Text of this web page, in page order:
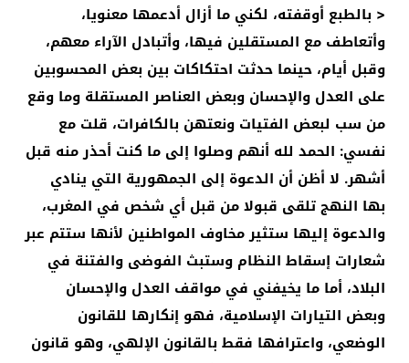
< بالطبع أوقفته، لكني ما أزال أدعمها معنويا،
وأتعاطف مع المستقلين فيها، وأتبادل الآراء معهم،
وقبل أيام، حينما حدثت احتكاكات بين بعض المحسوبين
على العدل والإحسان وبعض العناصر المستقلة وما وقع
من سب لبعض الفتيات ونعتهن بالكافرات، قلت مع
نفسي: الحمد لله أنهم وصلوا إلى ما كنت أحذر منه قبل
أشهر. لا أظن أن الدعوة إلى الجمهورية التي ينادي
بها النهج تلقى قبولا من قبل أي شخص في المغرب،
والدعوة إليها ستثير مخاوف المواطنين لأنها ستتم عبر
شعارات إسقاط النظام وستبث الفوضى والفتنة في
البلاد، أما ما يخيفني في مواقف العدل والإحسان
وبعض التيارات الإسلامية، فهو إنكارها للقانون
الوضعي، واعترافها فقط بالقانون الإلهي، وهو قانون